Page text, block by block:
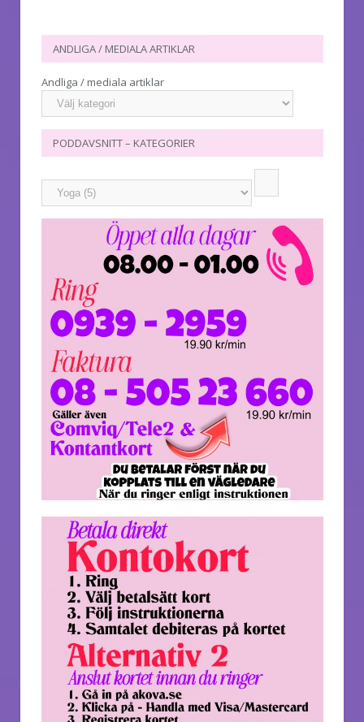
ANDLIGA / MEDIALA ARTIKLAR
Andliga / mediala artiklar
PODDAVSNITT – KATEGORIER